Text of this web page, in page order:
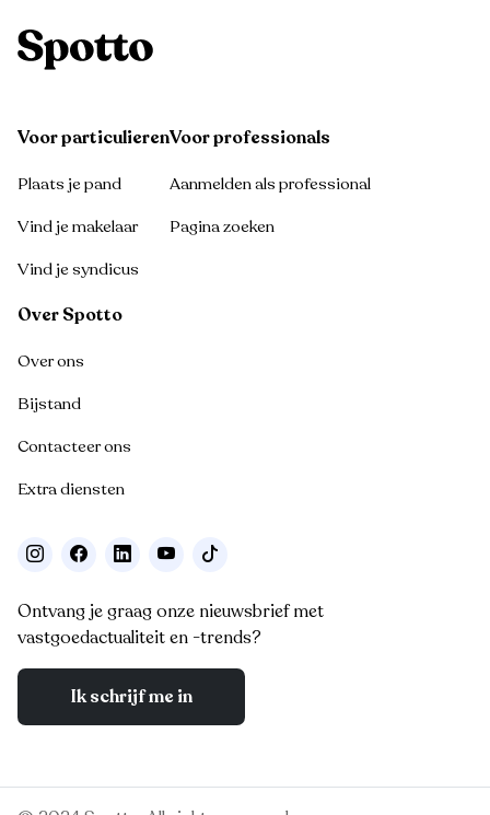
Voor particulieren
Plaats je pand
Vind je makelaar
Vind je syndicus
Voor professionals
Aanmelden als professional
Pagina zoeken
Over Spotto
Over ons
Bijstand
Contacteer ons
Extra diensten
Ontvang je graag onze nieuwsbrief met
vastgoedactualiteit en -trends?
Ik schrijf me in